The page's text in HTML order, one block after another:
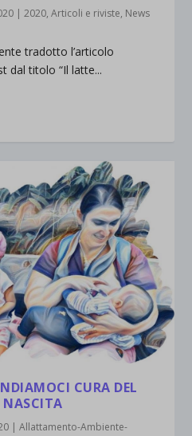
|2020,Articoli e riviste, News
tradotto l’articolo
dal titolo “Il latte...
CURA DEL
|Allattamento-Ambiente-